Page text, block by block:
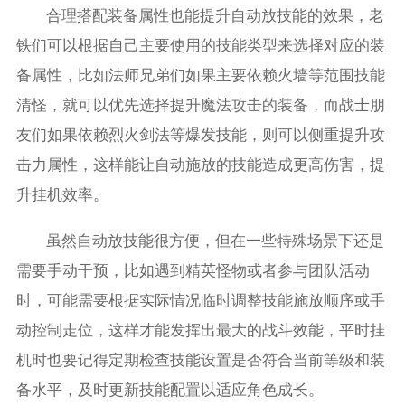
合理搭配装备属性也能提升自动放技能的效果，老
铁们可以根据自己主要使用的技能类型来选择对应的装
备属性，比如法师兄弟们如果主要依赖火墙等范围技能
清怪，就可以优先选择提升魔法攻击的装备，而战士朋
友们如果依赖烈火剑法等爆发技能，则可以侧重提升攻
击力属性，这样能让自动施放的技能造成更高伤害，提
升挂机效率。
虽然自动放技能很方便，但在一些特殊场景下还是
需要手动干预，比如遇到精英怪物或者参与团队活动
时，可能需要根据实际情况临时调整技能施放顺序或手
动控制走位，这样才能发挥出最大的战斗效能，平时挂
机时也要记得定期检查技能设置是否符合当前等级和装
备水平，及时更新技能配置以适应角色成长。